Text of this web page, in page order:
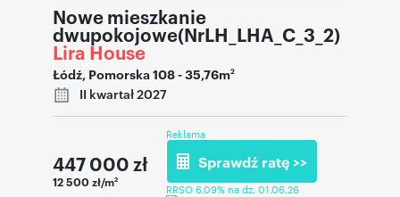
Nowe mieszkanie
dwupokojowe(NrLH_LHA_C_3_2)
Lira House
Łódź, Pomorska 108- 35,76m2
II kwartał 2027
447 000 zł
12 500 zł/m2
Reklama
Sprawdź ratę >>
RRSO 6,09% na dz. 01.06.26